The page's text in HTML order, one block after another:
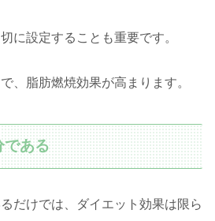
に設定することも重要です。
、脂肪燃焼効果が高まります。
である
だけでは、ダイエット効果は限ら